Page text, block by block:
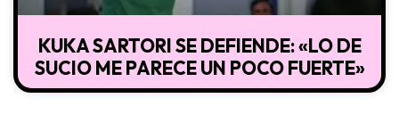
KUKA SARTORI SE DEFIENDE: «LO DE
SUCIO ME PARECE UN POCO FUERTE»